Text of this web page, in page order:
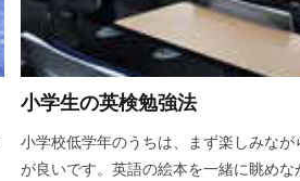
小学生の英検勉強法
小学校低学年のうちは、まず楽しみなが
が良いです。英語の絵本を一緒に眺めな